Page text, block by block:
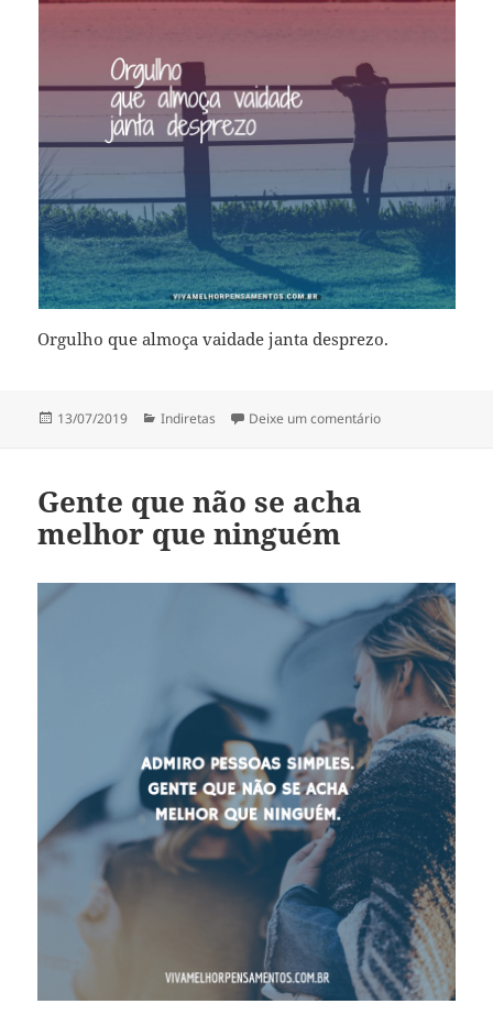
Orgulho que almoça vaidade janta desprezo.
Publicado
13/07/2019 Categorias
Indiretas Deixe um comentárioem Orgulho que
Gente que não se acha
melhor que ninguém